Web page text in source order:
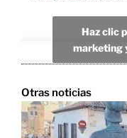
Haz clic
marketing
Otras noticias